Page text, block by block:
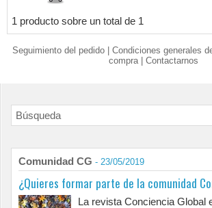
1 producto sobre un total de 1
Seguimiento del pedido Condiciones generales
compra
Contactarnos
Comunidad CG - 23/05/2019
¿Quieres formar parte de la comunidad
La revista Conciencia Global